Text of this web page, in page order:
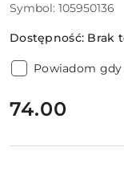
Symbol: 105950136
Dostępność: Brak
Powiadom
cena:
74.00